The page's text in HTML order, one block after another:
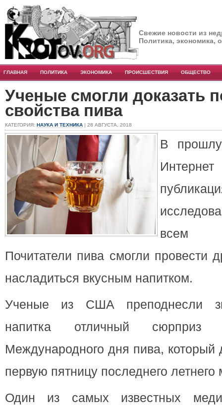
Свежие новости из
Политика, экономика,
ГЛАВНАЯ ПОЛИТИКА ЭКОНОМИКА ПРОИСШЕСТВИЯ ОБЩЕСТВО
Ученые смогли доказать
свойства пива
КАТЕГОРИЯ: НАУКА И ТЕХНИКА | 28 АВГУСТА, 2018
В
всем
Почитатели пива смогли провести
насладиться вкусным напитком.
Ученые из США преподнесли
напитка отличный сюрприз
Международного дня пива, который
первую пятницу последнего летнего
Один из самых известных